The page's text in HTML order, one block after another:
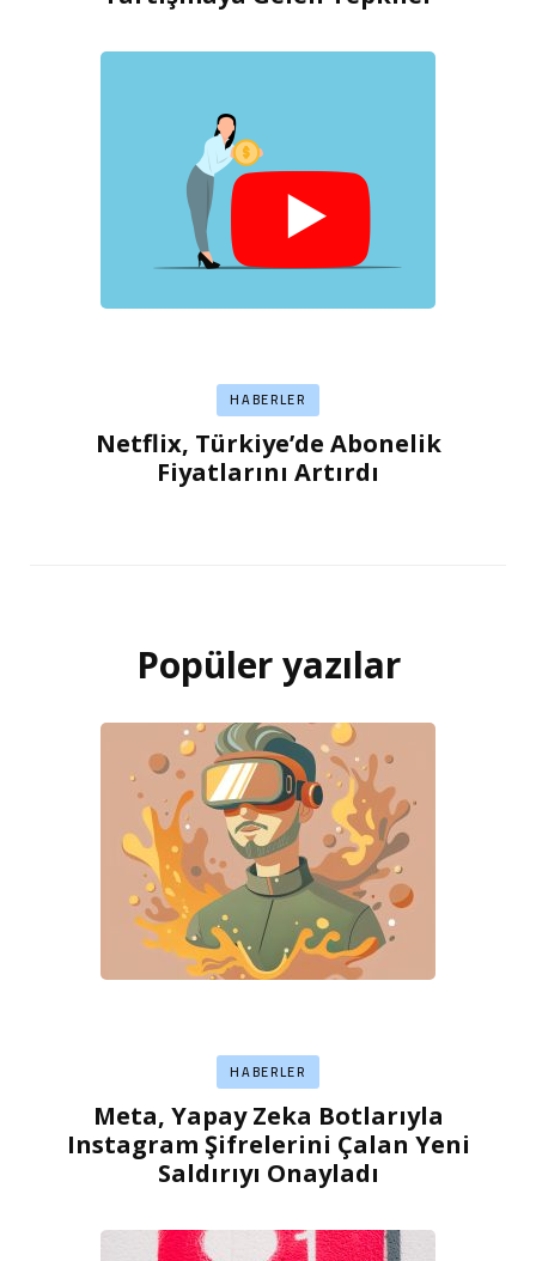
HABERLER
Netflix, Türkiye’de Abonelik
Fiyatlarını Artırdı
Popüler yazılar
HABERLER
Meta, Yapay Zeka Botlarıyla
Instagram Şifrelerini Çalan Yeni
Saldırıyı Onayladı